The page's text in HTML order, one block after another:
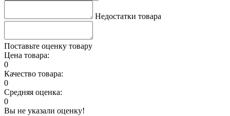
Недостатки товара
Поставьте оценку товару
Цена товара:
0
Качество товара:
0
Средняя оценка:
0
Вы не указали оценку!